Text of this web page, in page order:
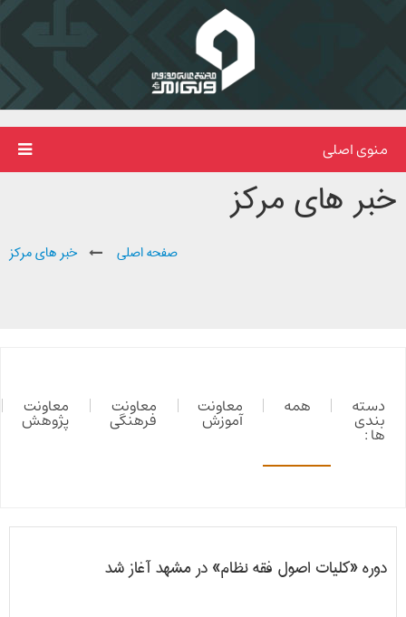
منوی اصلی
خبر های مرکز
صفحه اصلی خبر های مرکز
دسته
بندی
ها :
همه معاونت
آموزش
معاونت
فرهنگی
معاونت
پژوهش
دوره «کلیات اصول فقه نظام» در مشهد آغاز شد